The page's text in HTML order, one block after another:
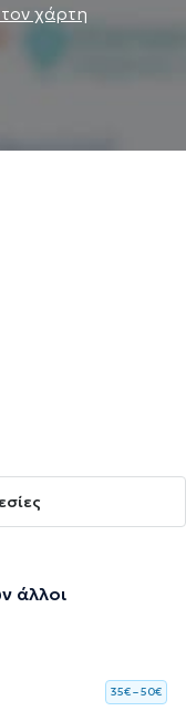
χάρτη
άλλοι
35€ – 50€